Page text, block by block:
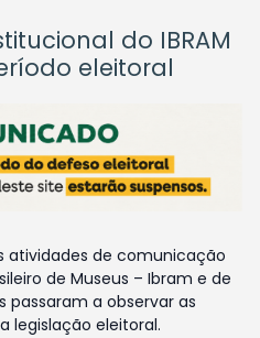
do IBRAM
eleitoral
atividades de comunicação
de Museus – Ibram e de
passaram a observar as
legislação eleitoral.